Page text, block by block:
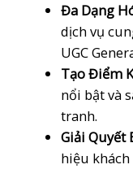
Đa Dạng
dịch vụ
UGC
Tạo Điểm
nổi bật và
tranh.
Giải Quyết
hiệu